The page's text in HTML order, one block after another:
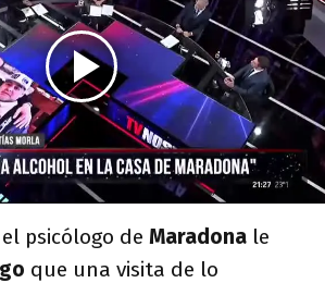
psicólogo de Maradona le
que una visita de lo